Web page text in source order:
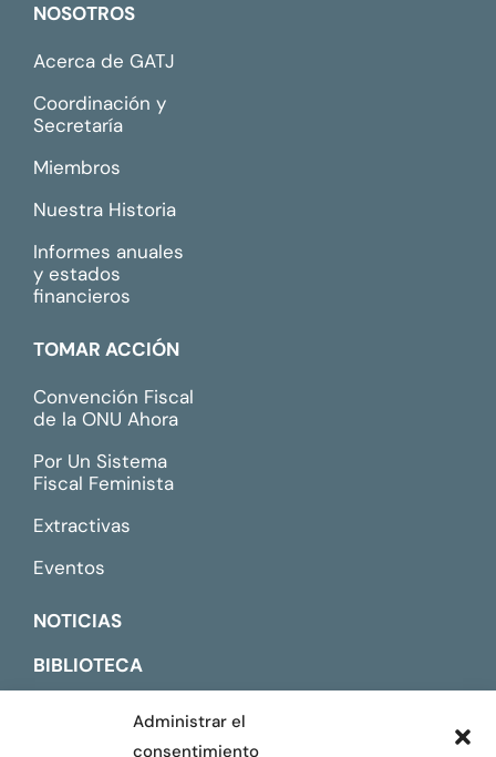
Administrar el
consentimiento
NOSOTROS
Acerca de GATJ
Coordinación y
Secretaría
Miembros
Nuestra Historia
Informes anuales
y estados
financieros
TOMAR ACCIÓN
Convención Fiscal
de la ONU Ahora
Por Un Sistema
Fiscal Feminista
Extractivas
Eventos
NOTICIAS
BIBLIOTECA